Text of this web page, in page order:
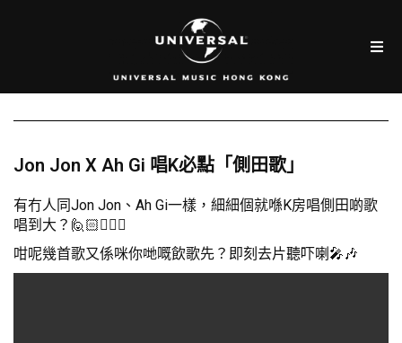
Jon Jon X Ah Gi 唱K必點「側田歌」
有冇人同Jon Jon、Ah Gi一樣，細細個就喺K房唱側田啲歌
唱到大？🙋🏻🙋🏻‍♀️
咁呢幾首歌又係咪你哋嘅飲歌先？即刻去片聽吓喇🎤🎶